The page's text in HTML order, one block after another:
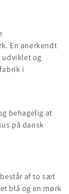
En anerkendt
udviklet og
i
behagelig at
på dansk
af to sæt
blå og en mørk